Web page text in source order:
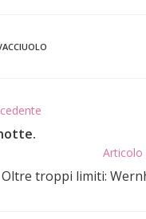
Articolo
Oltre troppi limiti: